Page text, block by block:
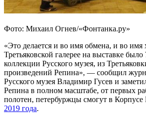
Фото: Михаил Огнев/«Фонтанка.ру»
«Это делается и во имя обмена, и во
Третьяковской галерее на выставке
коллекции Русского музея, из
произведений Репина», — сообщил
Русского музея Владимир Гусев и
Репина в полном масштабе, от первых
полотен, петербуржцы смогут в Корпусе
2019 года.